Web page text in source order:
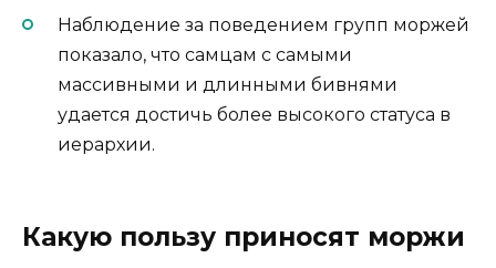
Наблюдение за поведением групп моржей
показало, что самцам с самыми
массивными и длинными бивнями
удается достичь более высокого статуса в
иерархии.
Какую пользу приносят моржи